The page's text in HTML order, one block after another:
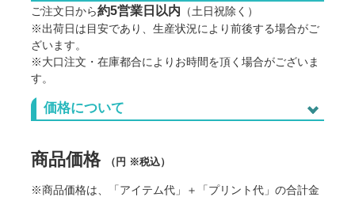
半光沢紙 B2サイズ
ご注文日から約5営業日以内 （土日祝除く）
※出荷日は目安であり、生産状況により前後する場合がご
ざいます。
※大口注文・在庫都合によりお時間を頂く場合がございま
す。
ご利用に際しての注意点
に差が生じる場合がございます。
※サイズ寸法はメーカー提供情報です。差異や個体差がありま
※出荷予定日は、各種条件によって変動します。
価格について
商品価格 （円 ※税込）
※商品価格は、「アイテム代」＋「プリント代」の合計金